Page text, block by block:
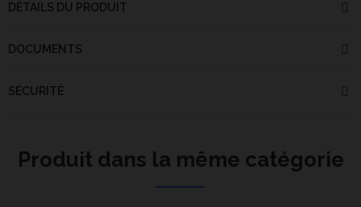
DÉTAILS DU PRODUIT
DOCUMENTS
SÉCURITÉ
Produit dans la même catégorie